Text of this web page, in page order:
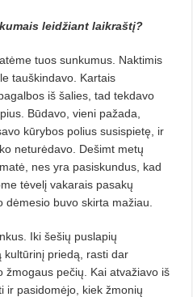
leidžiant laikraštį?
tuos sunkumus. Naktimis
tauškindavo. Kartais
iš šalies, tad tekdavo
Būdavo, vieni pažada,
kūrybos polius su­sispietę, ir
neturėdavo. Dešimt me­tų
nes yra pasiskundus, kad
tėvelį vakarais pasakų
buvo skirta mažiau.
Iki šešių puslapių
kultūrinį priedą, rasti dar
žmogaus pečių. Kai atvažiavo iš
ir pasidomėjo, kiek žmonių